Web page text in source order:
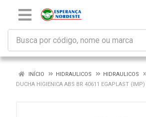
INÍCIO HIDRAULICOS
HIDRAULICOS
DUCHA HIGIENICA ABS BR 40611 EGAPLAST (IMP)